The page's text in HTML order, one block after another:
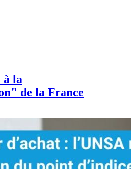
à la
de la France